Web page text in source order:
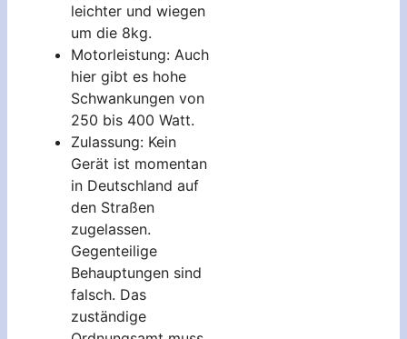
leichter und wiegen
um die 8kg.
Motorleistung: Auch
hier gibt es hohe
Schwankungen von
250 bis 400 Watt.
Zulassung: Kein
Gerät ist momentan
in Deutschland auf
den Straßen
zugelassen.
Gegenteilige
Behauptungen sind
falsch. Das
zuständige